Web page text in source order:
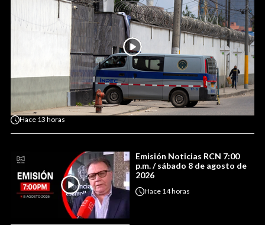
Hace 13 horas
Emisión Noticias RCN 7:00
p.m. / sábado 8 de agosto de
2026
Hace 14 horas